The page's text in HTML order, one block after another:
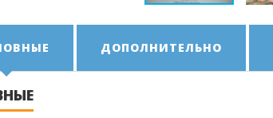
ДОПОЛНИТЕЛЬНО